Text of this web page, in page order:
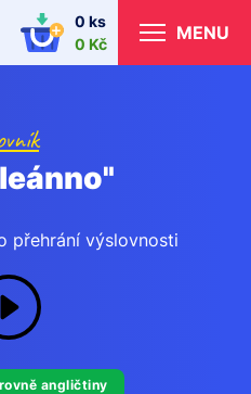
0 ks
0 Kč
MENU
přehrání výslovnosti
angličtiny